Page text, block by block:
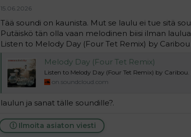
15.06.2026
Tää soundi on kaunista. Mut se laulu ei tue sitä
Putäiskö tän olla vaan melodinen biisi ilman
Listen to Melody Day (Four Tet Remix) by
Melody Day (Four Tet Remix)
Listen to Melody Day (Four Tet Remix) by
on.soundcloud.com
laulun ja sanat tälle soundille?.
Ilmoita asiaton viesti